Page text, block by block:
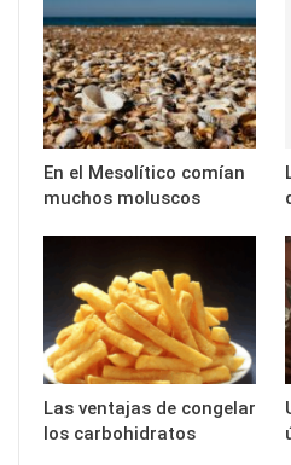
En el Mesolítico comían
muchos moluscos
Las ventajas de congelar
los carbohidratos